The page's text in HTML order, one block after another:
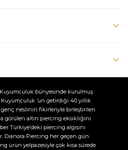
bünyesinde kurulmuş
Kuyumculuk ’un getirdiği 40 yıllık
neslinin fikirleriyle birleştirilen
görülen altın piercing eksikliğini
Türkiye’deki piercing algısını
Dianora Piercing her geçen gün
ürün yelpazesiyle çok kısa sürede